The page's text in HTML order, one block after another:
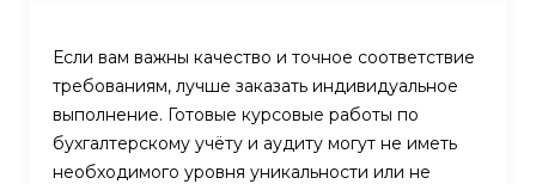
Если вам важны качество и точное соответствие
требованиям, лучше заказать индивидуальное
выполнение. Готовые курсовые работы по
бухгалтерскому учёту и аудиту могут не иметь
необходимого уровня уникальности или не